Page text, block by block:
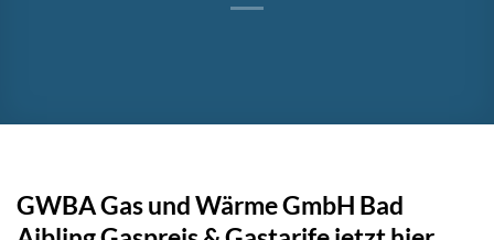
GWBA Gas und Wärme GmbH Bad